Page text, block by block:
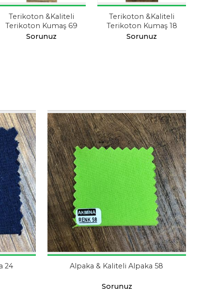
Terikoton &Kaliteli
Terikoton Kumaş 69
Sorunuz
Terikoton &Kaliteli
Terikoton Kumaş 18
Sorunuz
24 Alpaka & Kaliteli Alpaka 58
Sorunuz